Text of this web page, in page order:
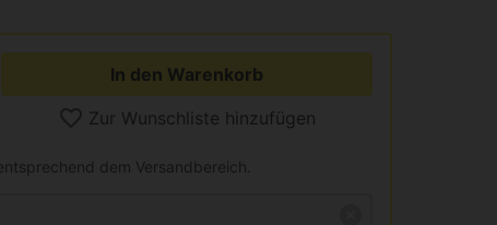
In den Warenkorb
Zur Wunschliste hinzufügen
dem Versandbereich.